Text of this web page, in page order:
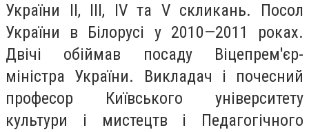
України ІІ, ІІІ, IV та V скликань. Посол
України в Білорусі у 2010—2011 роках.
Двічі обіймав посаду Віцепрем'єр-
міністра України. Викладач і почесний
професор Київського університету
культури і мистецтв і Педагогічного